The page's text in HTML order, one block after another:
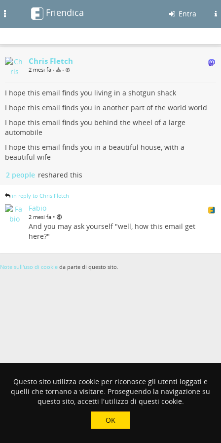
Friendica Entra
Chris Fletch
2 mesi fa • •
I hope this email finds you living in a shotgun shack
I hope this email finds you in another part of the world world
I hope this email finds you behind the wheel of a large
automobile
I hope this email finds you in a beautiful house, with a
beautiful wife
2 people reshared this
in reply to Chris Fletch
Fabio
2 mesi fa •
And you may ask yourself "well, how this email get
here?"
Questo sito utilizza cookie per riconosce gli utenti loggati e
quelli che tornano a visitare. Proseguendo la navigazione su
questo sito, accetti l'utilizzo di questi cookie.
OK
Note sull'uso di cookie da parte di questo sito.